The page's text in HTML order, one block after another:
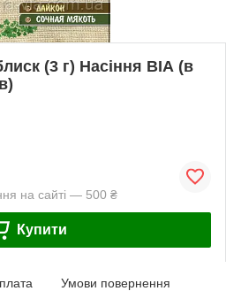
(3 г) Насіння ВІА (в
на сайті — 500 ₴
Купити
Умови повернення